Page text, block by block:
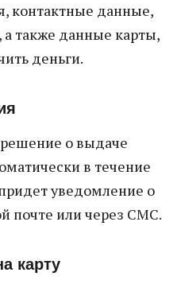
контактные данные,
также данные карты,
деньги.
о выдаче
в течение
уведомление о
почте или через СМС.
карту